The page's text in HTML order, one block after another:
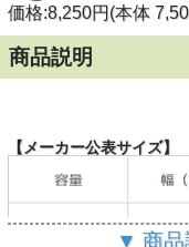
価格:8,250円(本体
商品説明
【メーカー公表サイズ
▼ 商品